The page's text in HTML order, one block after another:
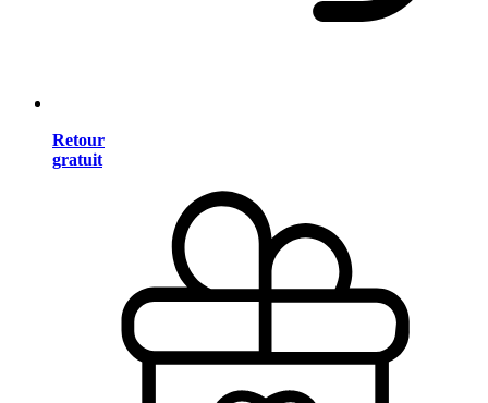
Retour
gratuit